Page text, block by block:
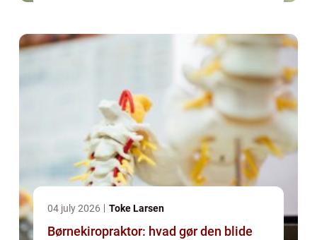
04 july 2026 Toke Larsen
Børnekiropraktor: hvad gør den blide